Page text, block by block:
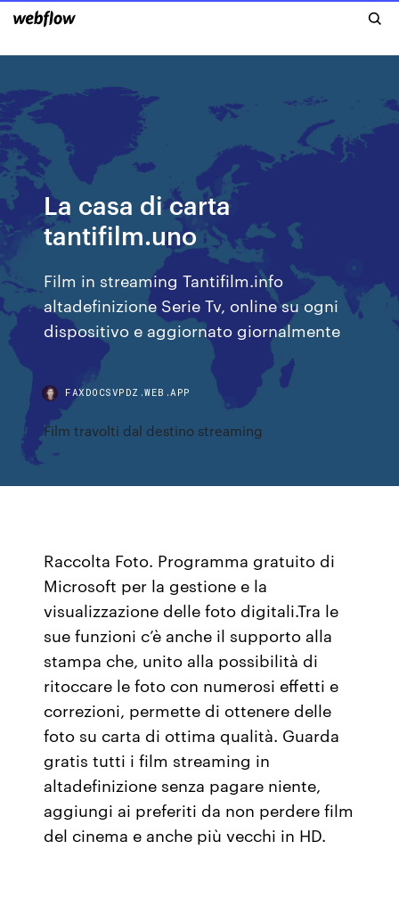
La casa di carta
tantifilm.uno
Film in streaming Tantifilm.info
altadefinizione Serie Tv, online su ogni
dispositivo e aggiornato giornalmente
FAXDOCSVPDZ.WEB.APP
Film travolti dal destino streaming
Raccolta Foto. Programma gratuito di
Microsoft per la gestione e la
visualizzazione delle foto digitali.Tra le
sue funzioni c’è anche il supporto alla
stampa che, unito alla possibilità di
ritoccare le foto con numerosi effetti e
correzioni, permette di ottenere delle
foto su carta di ottima qualità. Guarda
gratis tutti i film streaming in
altadefinizione senza pagare niente,
aggiungi ai preferiti da non perdere film
del cinema e anche più vecchi in HD.